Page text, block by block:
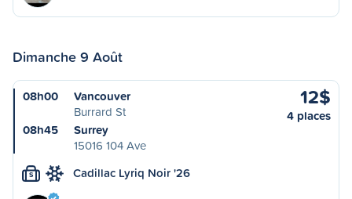
Dimanche 9 Août
08h00
Vancouver
Burrard St
08h45
Surrey
15016 104 Ave
12$
4 places
S Cadillac Lyriq Noir '26